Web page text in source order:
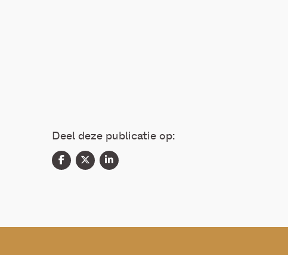
Deel deze publicatie op: